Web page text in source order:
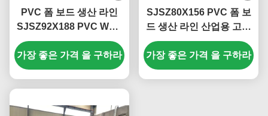
PVC 폼 보드 생산 라인
SJSZ92X188 PVC WPC
셀루카 보드 진압 장비
가장 좋은 가격 을 구하라
SJSZ80X156 PVC 폼 보
드 생산 라인 산업용 고출
력 셀루카 엽 엑스트루션
기계
가장 좋은 가격 을 구하라